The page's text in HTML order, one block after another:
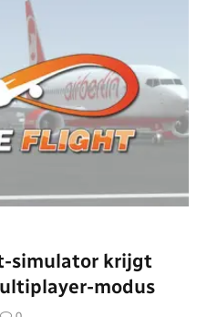
simulator krijgt
modus